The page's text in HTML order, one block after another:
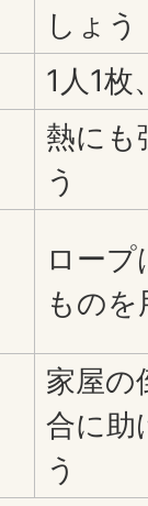
しょう
1人1枚
熱にも
う
ロー
もの
家屋の
合に助
う